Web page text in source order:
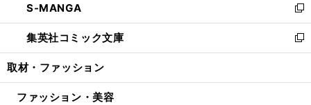
く
で
開
く
ド
ウ
で
開
ィ
ン
ド
ウ
開
い
ウ
ィ
ン
ウ
S-MANGA
新
し
い
ウ
ン
集英社コミック文庫
新
し
ウ
取材・ファッション
ファッション・美容